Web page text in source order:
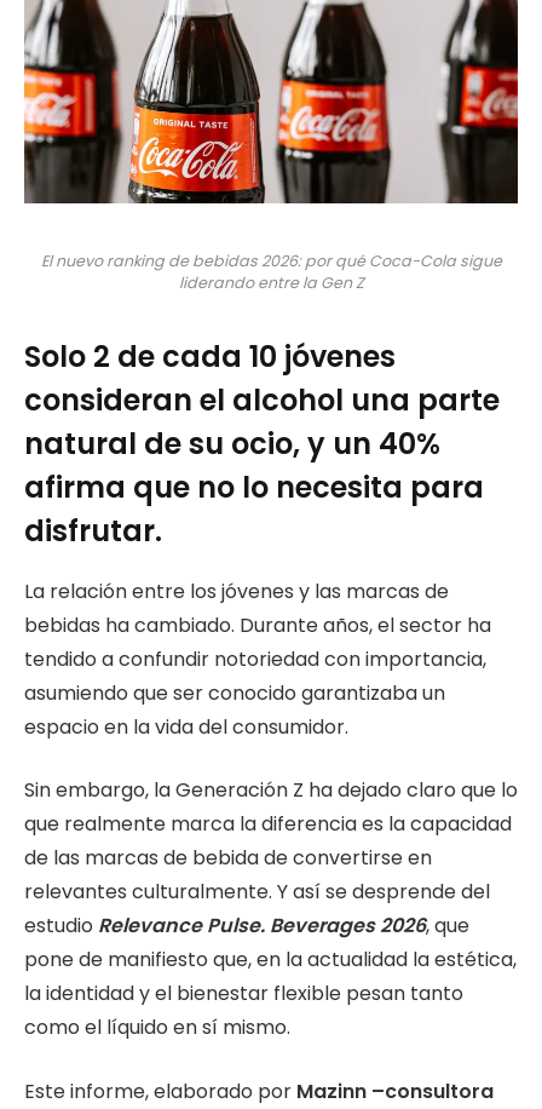
El nuevo ranking de bebidas 2026: por qué Coca-Cola sigue
liderando entre la Gen Z
Solo 2 de cada 10 jóvenes
consideran el alcohol una parte
natural de su ocio, y un 40%
afirma que no lo necesita para
disfrutar.
La relación entre los jóvenes y las marcas de
bebidas ha cambiado. Durante años, el sector ha
tendido a confundir notoriedad con importancia,
asumiendo que ser conocido garantizaba un
espacio en la vida del consumidor.
Sin embargo, la Generación Z ha dejado claro que lo
que realmente marca la diferencia es la capacidad
de las marcas de bebida de convertirse en
relevantes culturalmente. Y así se desprende del
estudio Relevance Pulse. Beverages 2026, que
pone de manifiesto que, en la actualidad la estética,
la identidad y el bienestar flexible pesan tanto
como el líquido en sí mismo.
Este informe, elaborado por Mazinn –consultora